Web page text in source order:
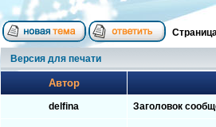
Версия для печати
Автор
delfina Заголовок